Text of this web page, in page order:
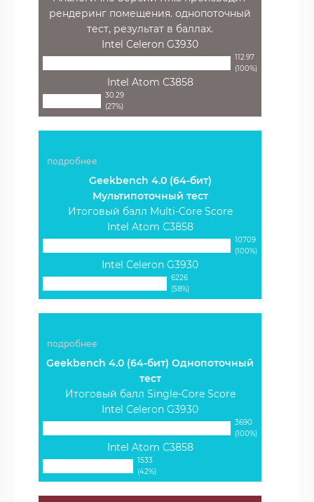
рендеринг помещения. однопоточный
тест, результат в баллах.
Intel Celeron G3930
112.97
(100%)
Intel Atom C3858
30.29
(27%)
подробнее
Geekbench 4.0 (64-бит)
Мультипоточный тест
Итоговый балл Multi-Core Score
Intel Atom C3858
10709
(100%)
Intel Celeron G3930
6226
(58%)
подробнее
Geekbench 4.0 (64-бит) Однопоточный
тест
Итоговый балл Single-Core Score
Intel Celeron G3930
3690
(100%)
Intel Atom C3858
1533
(42%)